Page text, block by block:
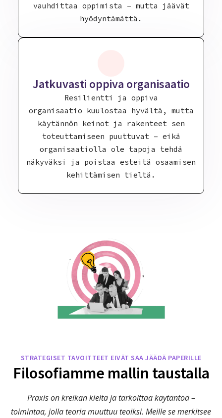
vauhdittaa oppimista – mutta jäävät
hyödyntämättä.
Jatkuvasti oppiva organisaatio
Resilientti ja oppiva
organisaatio kuulostaa hyvältä, mutta
käytännön keinot ja rakenteet sen
toteuttamiseen puuttuvat – eikä
organisaatiolla ole tapoja tehdä
näkyväksi ja poistaa esteitä osaamisen
kehittämisen tieltä.
STRATEGISET TAVOITTEET EIVÄT SAA JÄÄDÄ PAPERILLE
Filosofiamme mallin taustalla
Praxis on kreikan kieltä ja tarkoittaa käytäntöä –
toimintaa, jolla teoria muuttuu teoiksi. Meille se merkitsee